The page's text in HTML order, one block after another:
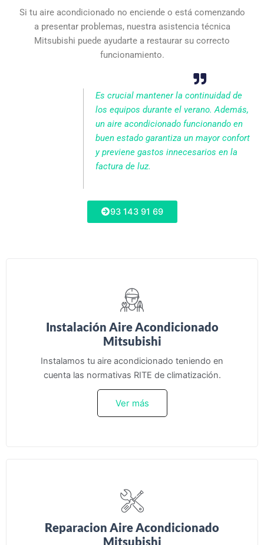
Si tu aire acondicionado no enciende o está comenzando
a presentar problemas, nuestra asistencia técnica
Mitsubishi puede ayudarte a restaurar su correcto
funcionamiento.
Es crucial mantener la continuidad de
los equipos durante el verano. Además,
un aire acondicionado funcionando en
buen estado garantiza un mayor confort
y previene gastos innecesarios en la
factura de luz.
93 143 91 69
Instalación Aire Acondicionado
Mitsubishi
Instalamos tu aire acondicionado teniendo en
cuenta las normativas RITE de climatización.
Ver más
Reparacion Aire Acondicionado
Mitsubishi